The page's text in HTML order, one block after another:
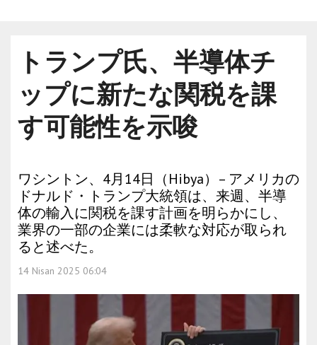
トランプ氏、半導体チ
ップに新たな関税を課
す可能性を示唆
ワシントン、4月14日（Hibya）– アメリカの
ドナルド・トランプ大統領は、来週、半導
体の輸入に関税を課す計画を明らかにし、
業界の一部の企業には柔軟な対応が取られ
ると述べた。
14 Nisan 2025 06:04